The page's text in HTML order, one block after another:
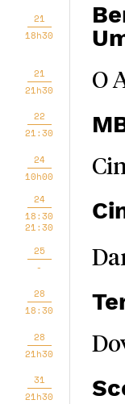
21
18h30
21
21h30
O
22
21:30
24
10h00
24
18:30
21:30
25
-
28
18:30
28
21h30
31
21h30